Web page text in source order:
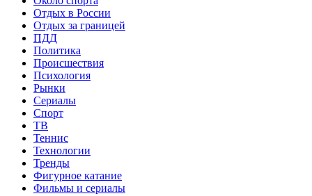
Отдых в России
Отдых за границей
ПДД
Политика
Происшествия
Психология
Рынки
Сериалы
Спорт
ТВ
Теннис
Технологии
Тренды
Фигурное катание
Фильмы и сериалы